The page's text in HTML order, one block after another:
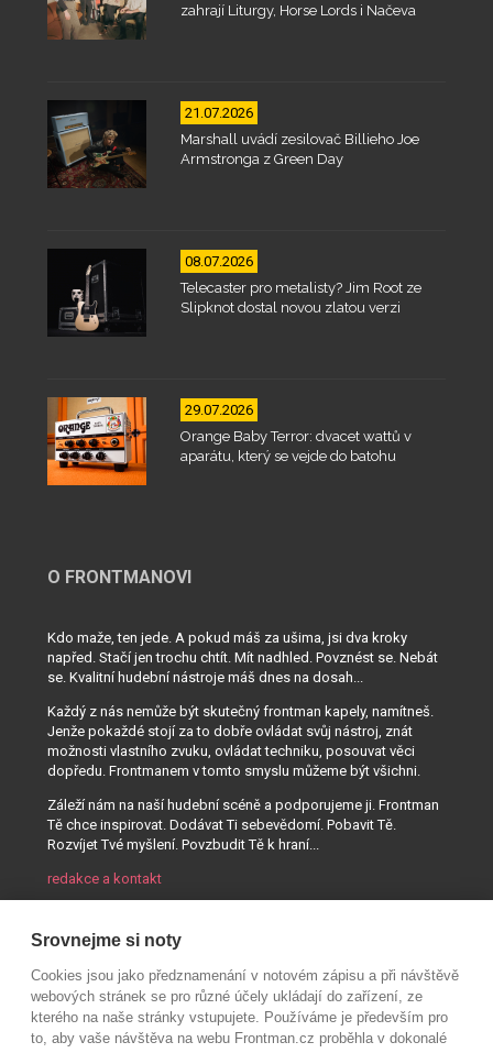
zahrají Liturgy, Horse Lords i Načeva
21.07.2026
Marshall uvádí zesilovač Billieho Joe
Armstronga z Green Day
08.07.2026
Telecaster pro metalisty? Jim Root ze
Slipknot dostal novou zlatou verzi
29.07.2026
Orange Baby Terror: dvacet wattů v
aparátu, který se vejde do batohu
O FRONTMANOVI
Kdo maže, ten jede. A pokud máš za ušima, jsi dva kroky
napřed. Stačí jen trochu chtít. Mít nadhled. Povznést se. Nebát
se. Kvalitní hudební nástroje máš dnes na dosah...
Každý z nás nemůže být skutečný frontman kapely, namítneš.
Jenže pokaždé stojí za to dobře ovládat svůj nástroj, znát
možnosti vlastního zvuku, ovládat techniku, posouvat věci
dopředu. Frontmanem v tomto smyslu můžeme být všichni.
Záleží nám na naší hudební scéně a podporujeme ji. Frontman
Tě chce inspirovat. Dodávat Ti sebevědomí. Pobavit Tě.
Rozvíjet Tvé myšlení. Povzbudit Tě k hraní...
redakce a kontakt
Srovnejme si noty
Cookies jsou jako předznamenání v notovém zápisu a při návštěvě
webových stránek se pro různé účely ukládají do zařízení, ze
kterého na naše stránky vstupujete. Používáme je především pro
to, aby vaše návštěva na webu Frontman.cz proběhla v dokonalé